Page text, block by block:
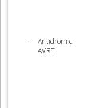
-
Antidromic
AVRT